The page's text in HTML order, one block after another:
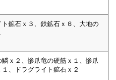
ト鉱石ｘ３、鉄鉱石ｘ６、大地の
鱗ｘ２、惨爪竜の硬筋ｘ１、惨爪
、ドラグライト鉱石ｘ２